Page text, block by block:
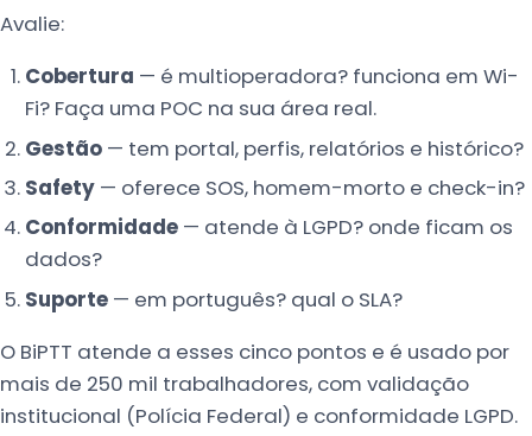
Avalie:
Cobertura — é multioperadora? funciona em Wi-
Fi? Faça uma POC na sua área real.
Gestão— tem portal, perfis, relatórios e histórico?
Safety— oferece SOS, homem-morto e check-in?
Conformidade— atende à LGPD? onde ficam os
dados?
Suporte— em português? qual o SLA?
O BiPTT atende a esses cinco pontos e é usado por
mais de 250 mil trabalhadores, com validação
institucional (Polícia Federal) e conformidade LGPD.